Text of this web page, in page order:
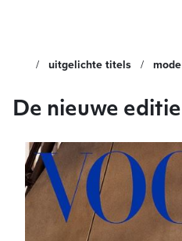
uitgelichte titels mode
De nieuwe editie